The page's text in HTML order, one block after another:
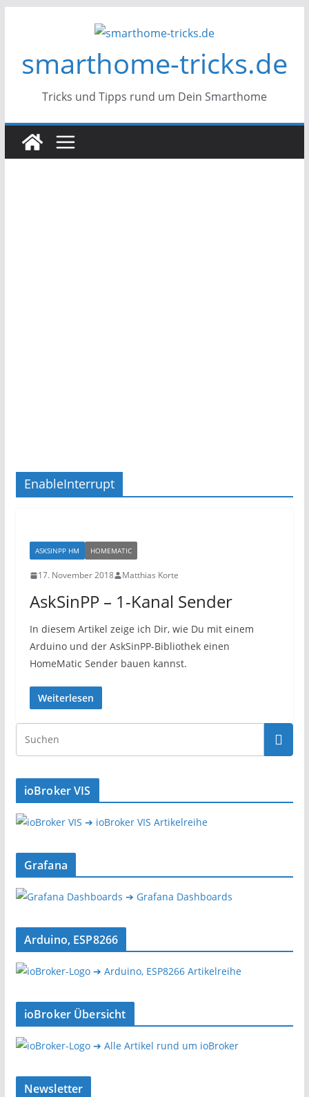
smarthome-tricks.de
Tricks und Tipps rund um Dein Smarthome
EnableInterrupt
ASKSINPP HM HOMEMATIC
17. November 2018 Matthias Korte
AskSinPP – 1-Kanal Sender
In diesem Artikel zeige ich Dir, wie Du mit einem
Arduino und der AskSinPP-Bibliothek einen
HomeMatic Sender bauen kannst.
Weiterlesen
ioBroker VIS
➔ ioBroker VIS Artikelreihe
Grafana
➔ Grafana Dashboards
Arduino, ESP8266
➔ Arduino, ESP8266 Artikelreihe
ioBroker Übersicht
➔ Alle Artikel rund um ioBroker
Newsletter